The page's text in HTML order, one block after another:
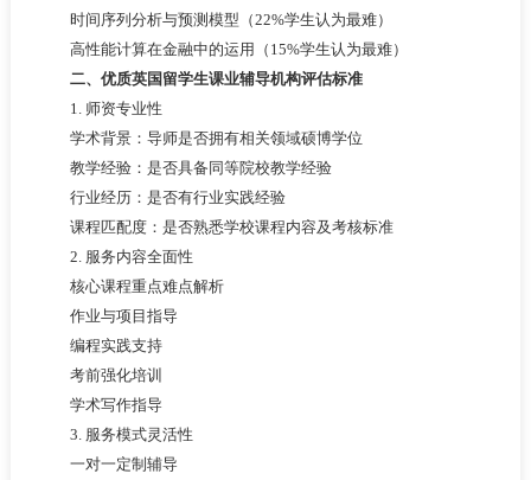
时间序列分析与预测模型（22%学生认为最难）
高性能计算在金融中的运用（15%学生认为最难）
二、优质英国留学生课业辅导机构评估标准
1. 师资专业性
学术背景：导师是否拥有相关领域硕博学位
教学经验：是否具备同等院校教学经验
行业经历：是否有行业实践经验
课程匹配度：是否熟悉学校课程内容及考核标准
2. 服务内容全面性
核心课程重点难点解析
作业与项目指导
编程实践支持
考前强化培训
学术写作指导
3. 服务模式灵活性
一对一定制辅导